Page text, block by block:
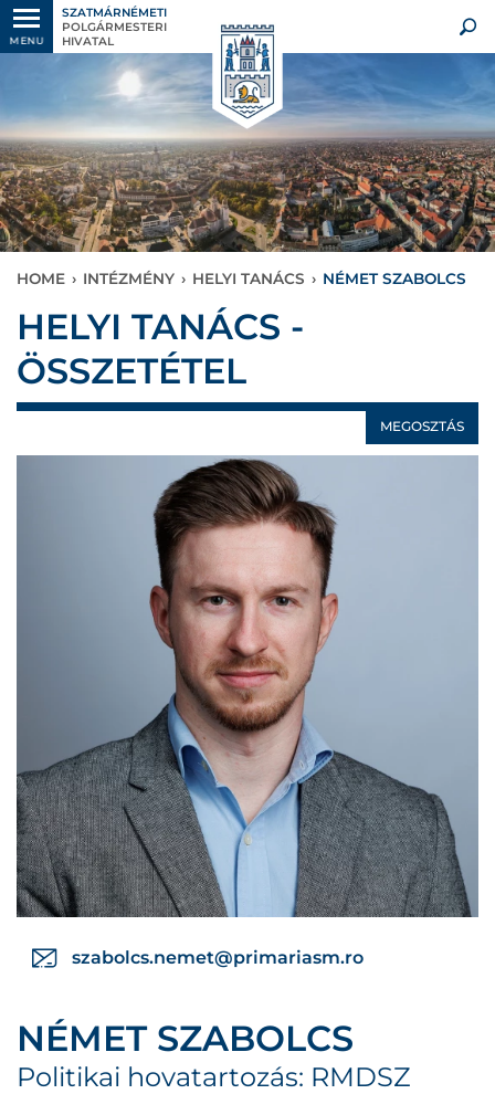
MENU
SZATMÁRNÉMETI
POLGÁRMESTERI
HIVATAL
HOME › INTÉZMÉNY › HELYI TANÁCS › NÉMET SZABOLCS
HELYI TANÁCS -
ÖSSZETÉTEL
MEGOSZTÁS
szabolcs.nemet@primariasm.ro
NÉMET SZABOLCS
Politikai hovatartozás: RMDSZ